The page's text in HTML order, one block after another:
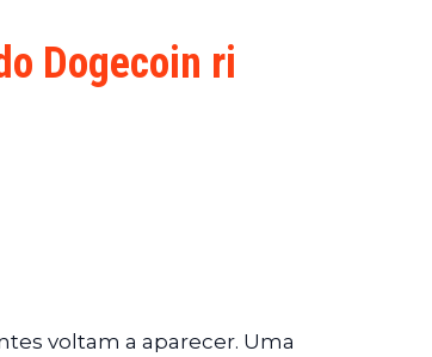
XRP
(XRP)
Dogecoin ri
voltam a aparecer. Uma